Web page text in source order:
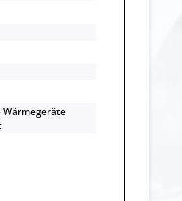
Wärmegeräte